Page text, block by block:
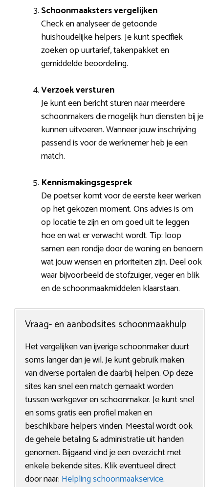
Schoonmaaksters vergelijken
Check en analyseer de getoonde
huishoudelijke helpers. Je kunt specifiek
zoeken op uurtarief, takenpakket en
gemiddelde beoordeling.
Verzoek versturen
Je kunt een bericht sturen naar meerdere
schoonmakers die mogelijk hun diensten bij je
kunnen uitvoeren. Wanneer jouw inschrijving
passend is voor de werknemer heb je een
match.
Kennismakingsgesprek
De poetser komt voor de eerste keer werken
op het gekozen moment. Ons advies is om
op locatie te zijn en om goed uit te leggen
hoe en wat er verwacht wordt. Tip: loop
samen een rondje door de woning en benoem
wat jouw wensen en prioriteiten zijn. Deel ook
waar bijvoorbeeld de stofzuiger, veger en blik
en de schoonmaakmiddelen klaarstaan.
Vraag- en aanbodsites schoonmaakhulp
Het vergelijken van ijverige schoonmaker duurt
soms langer dan je wil. Je kunt gebruik maken
van diverse portalen die daarbij helpen. Op deze
sites kan snel een match gemaakt worden
tussen werkgever en schoonmaker. Je kunt snel
en soms gratis een profiel maken en
beschikbare helpers vinden. Meestal wordt ook
de gehele betaling & administratie uit handen
genomen. Bijgaand vind je een overzicht met
enkele bekende sites. Klik eventueel direct
door naar: Helpling schoonmaakservice.